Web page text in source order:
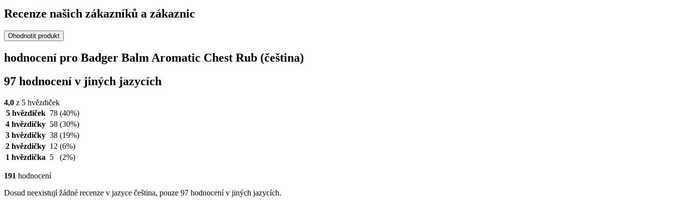
Recenze našich zákazníků a zákaznic
Ohodnotit produkt
hodnocení pro Badger Balm Aromatic Chest Rub (čeština)
97 hodnocení v jiných jazycích
4,0 z 5 hvězdiček
5 hvězdiček 78 (40%)
4 hvězdičky 58 (30%)
3 hvězdičky 38 (19%)
2 hvězdičky 12 (6%)
1 hvězdička 5 (2%)
191 hodnocení
Dosud neexistují žádné recenze v jazyce čeština, pouze 97 hodnocení v jiných jazycích.